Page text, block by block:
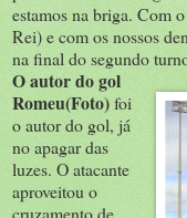
estamos na briga. Com
Rei) e com os nossos
na final do segundo
O autor do gol
Romeu(Foto)foi
o autor do gol, já
no apagar das
luzes. O atacante
aproveitou o
cruzamento de